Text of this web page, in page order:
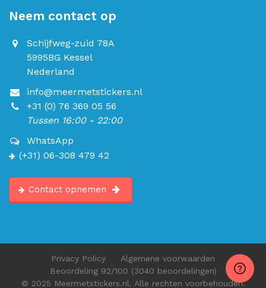
Neem contact op
Schijfweg-zuid 78A
5995BG Kessel
Nederland
info@meermetstickers.nl
+31 (0) 76 369 05 56
Tussen 16:00 - 22:00
WhatsApp
(+31) 06-308 479 42
Contact opnemen
Privacy Policy
Algemene voorwaarden
Beoordeling 92/100 (3040 beoordelingen)
© 2025 Meermetstickers.nl. Alle rechten voorbehouden.